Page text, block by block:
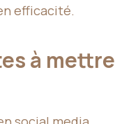
efficacité.
à mettre